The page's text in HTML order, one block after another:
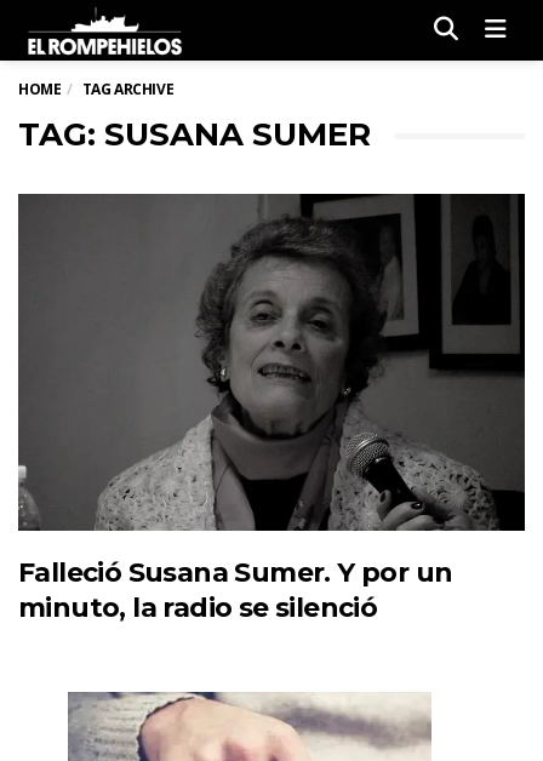
HOME TAG ARCHIVE
TAG: SUSANA SUMER
Falleció Susana Sumer. Y por un
minuto, la radio se silenció